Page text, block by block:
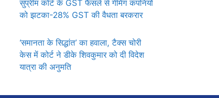
सुप्रीम कोर्ट के GST फैसले से गेमिंग कंपनियों
को झटका-28% GST की वैधता बरकरार
‘समानता के सिद्धांत’ का हवाला, टैक्स चोरी
केस में कोर्ट ने डीके शिवकुमार को दी विदेश
यात्रा की अनुमति